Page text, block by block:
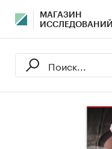
МАГАЗИН
ИССЛЕДОВАНИЙ